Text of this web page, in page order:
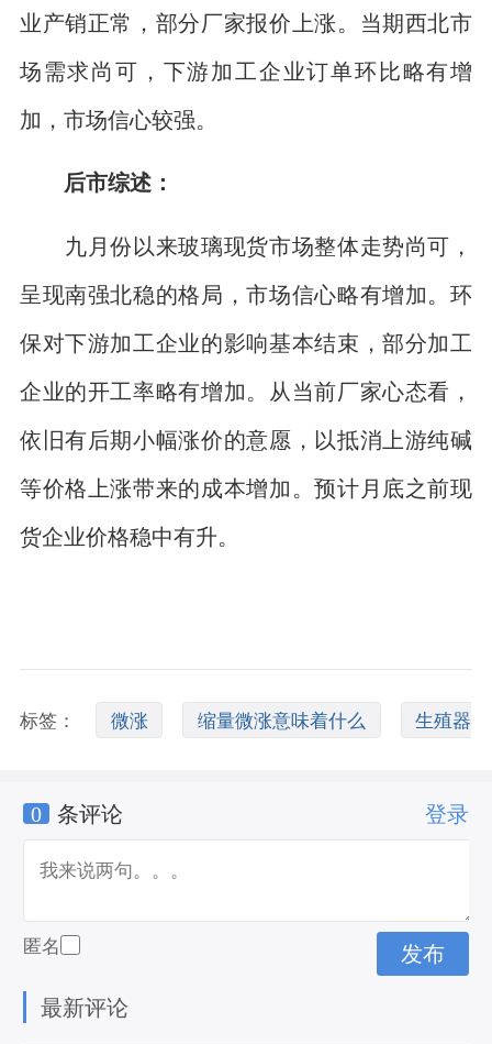
业产销正常，部分厂家报价上涨。当期西北市
场需求尚可，下游加工企业订单环比略有增
加，市场信心较强。
后市综述：
九月份以来玻璃现货市场整体走势尚可，
呈现南强北稳的格局，市场信心略有增加。环
保对下游加工企业的影响基本结束，部分加工
企业的开工率略有增加。从当前厂家心态看，
依旧有后期小幅涨价的意愿，以抵消上游纯碱
等价格上涨带来的成本增加。预计月底之前现
货企业价格稳中有升。
标签： 微涨 缩量微涨意味着什么 生殖器
龟头微涨痛
0 条评论 登录
匿名
最新评论